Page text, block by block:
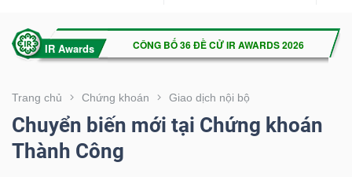
Trang chủ Chứng khoán Giao dịch nội bộ
Chuyển biến mới tại Chứng khoán
Thành Công
(-)
VIETSTOCK
CHỨNG